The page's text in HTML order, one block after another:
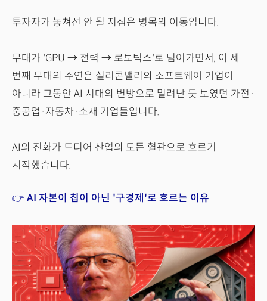
투자자가 놓쳐선 안 될 지점은 병목의 이동입니다.
무대가 'GPU → 전력 → 로보틱스'로 넘어가면서, 이 세
번째 무대의 주연은 실리콘밸리의 소프트웨어 기업이
아니라 그동안 AI 시대의 변방으로 밀려난 듯 보였던 가전·
중공업·자동차·소재 기업들입니다.
AI의 진화가 드디어 산업의 모든 혈관으로 흐르기
시작했습니다.
👉 AI 자본이 칩이 아닌 '구경제'로 흐르는 이유